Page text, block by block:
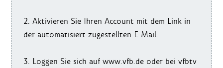
2. Aktivieren Sie Ihren Account mit dem Link in
der automatisiert zugestellten E-Mail.
3. Loggen Sie sich auf www.vfb.de oder bei vfbtv